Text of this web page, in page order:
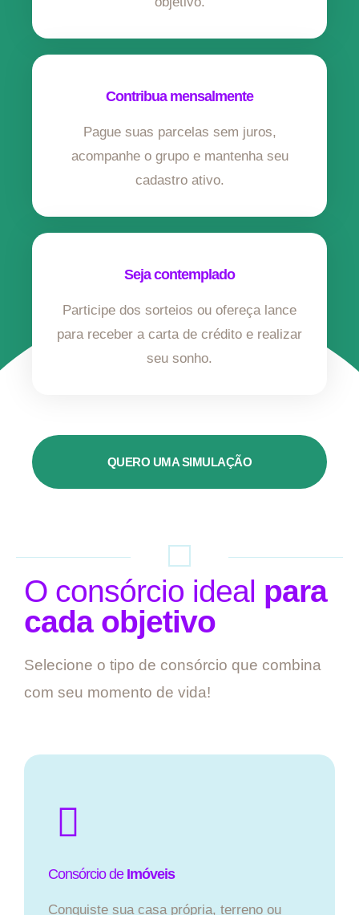
Contribua mensalmente
Pague suas parcelas sem juros,
acompanhe o grupo e mantenha seu
cadastro ativo.
Seja contemplado
Participe dos sorteios ou ofereça lance
para receber a carta de crédito e realizar
seu sonho.
QUERO UMA SIMULAÇÃO
O consórcio ideal para
cada objetivo
Selecione o tipo de consórcio que combina
com seu momento de vida!
Consórcio de Imóveis
Conquiste sua casa própria, terreno ou